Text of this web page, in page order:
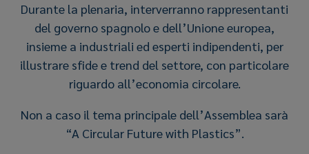
Durante la plenaria, interverranno rappresentanti
del governo spagnolo e dell’Unione europea,
insieme a industriali ed esperti indipendenti, per
illustrare sfide e trend del settore, con particolare
riguardo all’economia circolare.
Non a caso il tema principale dell’Assemblea sarà
“A Circular Future with Plastics”.